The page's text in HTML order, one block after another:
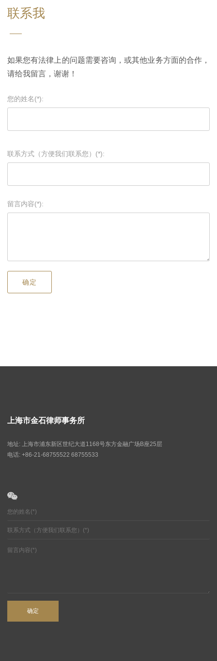
联系我
如果您有法律上的问题需要咨询，或其他业务方面的合作，
请给我留言，谢谢！
您的姓名(*):
联系方式（方便我们联系您）(*):
留言内容(*):
上海市金石律师事务所
地址: 上海市浦东新区世纪大道1168号东方金融广场B座25层
电话: +86-21-68755522 68755533